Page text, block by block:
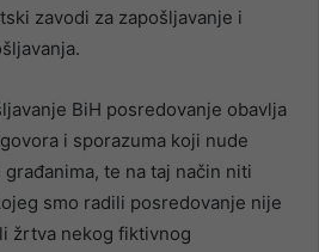
zavodi za zapošljavanje i
BiH posredovanje obavlja
i sporazuma koji nude
te na taj način niti
smo radili posredovanje nije
žrtva nekog fiktivnog